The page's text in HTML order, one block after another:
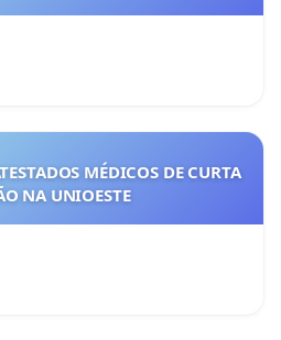
MÉDICOS DE CURTA
NA UNIOESTE